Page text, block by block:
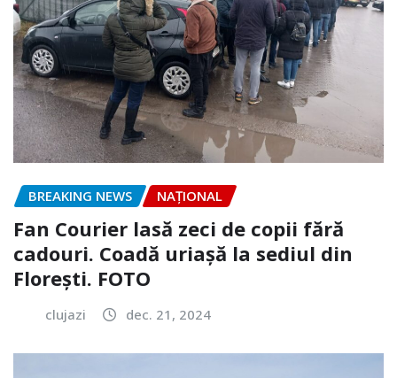
BREAKING NEWS NAŢIONAL
Fan Courier lasă zeci de copii fără
cadouri. Coadă uriașă la sediul din
Florești. FOTO
clujazi dec. 21, 2024